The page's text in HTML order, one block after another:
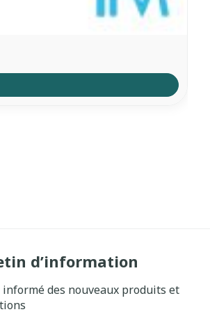
d’information
informé des nouveaux produits et